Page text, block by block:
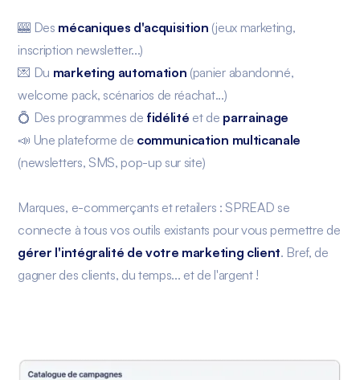
🎰 Des mécaniques d'acquisition (jeux marketing,
inscription newsletter...)
💌 Du marketing automation (panier abandonné,
welcome pack, scénarios de réachat...)
💍 Des programmes de fidélité et de parrainage
📣 Une plateforme de communication multicanale
(newsletters, SMS, pop-up sur site)
Marques, e-commerçants et retailers : SPREAD se
connecte à tous vos outils existants pour vous permettre de
gérer l'intégralité de votre marketing client. Bref, de
gagner des clients, du temps... et de l'argent !